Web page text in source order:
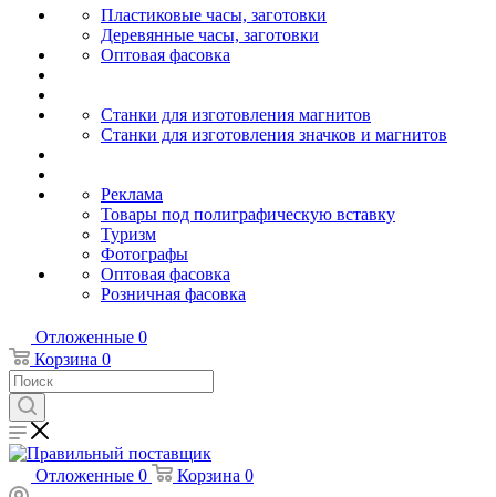
Пластиковые часы, заготовки
Деревянные часы, заготовки
Оптовая фасовка
Станки для изготовления магнитов
Станки для изготовления значков и магнитов
Реклама
Товары под полиграфическую вставку
Туризм
Фотографы
Оптовая фасовка
Розничная фасовка
Отложенные 0
Корзина 0
Отложенные 0 Корзина 0